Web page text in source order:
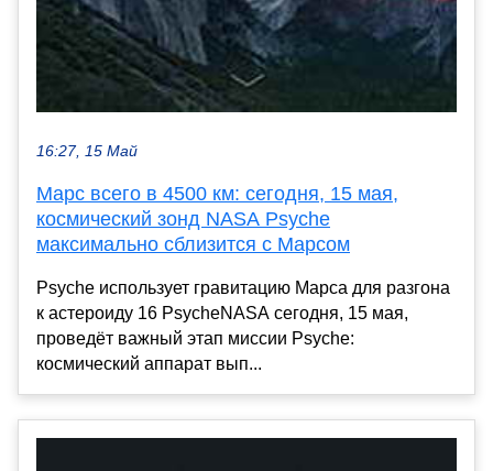
16:27, 15 Май
Марс всего в 4500 км: сегодня, 15 мая,
космический зонд NASA Psyche
максимально сблизится с Марсом
Psyche использует гравитацию Марса для разгона
к астероиду 16 PsycheNASA сегодня, 15 мая,
проведёт важный этап миссии Psyche:
космический аппарат вып...